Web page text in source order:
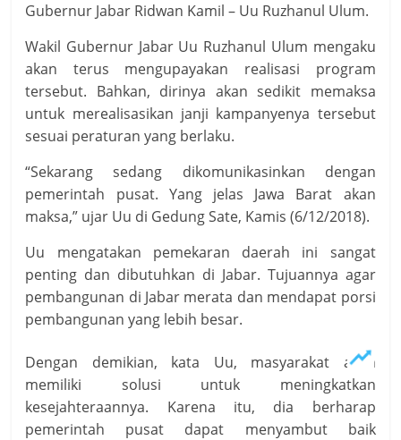
Gubernur Jabar Ridwan Kamil – Uu Ruzhanul Ulum.
Wakil Gubernur Jabar Uu Ruzhanul Ulum mengaku
akan terus mengupayakan realisasi program
tersebut. Bahkan, dirinya akan sedikit memaksa
untuk merealisasikan janji kampanyenya tersebut
sesuai peraturan yang berlaku.
“Sekarang sedang dikomunikasinkan dengan
pemerintah pusat. Yang jelas Jawa Barat akan
maksa,” ujar Uu di Gedung Sate, Kamis (6/12/2018).
Uu mengatakan pemekaran daerah ini sangat
penting dan dibutuhkan di Jabar. Tujuannya agar
pembangunan di Jabar merata dan mendapat porsi
pembangunan yang lebih besar.
Dengan demikian, kata Uu, masyarakat akan
memiliki solusi untuk meningkatkan
kesejahteraannya. Karena itu, dia berharap
pemerintah pusat dapat menyambut baik